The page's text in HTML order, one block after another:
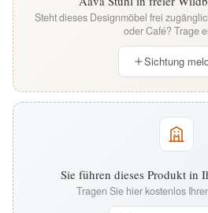
Steht dieses Designmöbel frei
oder Café? Trage
Sichtung
Sie führen dieses Produkt in
Tragen Sie hier kostenlos